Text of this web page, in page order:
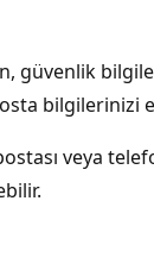
güvenlik
bilgilerinizi
veya